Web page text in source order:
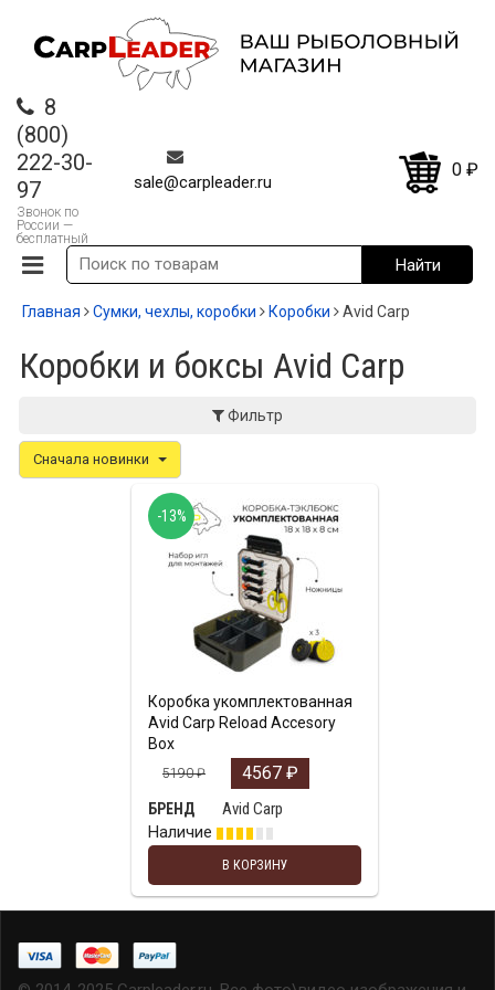
8
(800)
222-30-
97
Звонок по
России —
бесплатный
sale@carpleader.ru
0 ₽
Главная Сумки, чехлы, коробки Коробки Avid Carp
Коробки и боксы Avid Carp
Фильтр
Сначала новинки
Коробка укомплектованная
Avid Carp Reload Accesory
Box
5190₽ 4567 ₽
БРЕНД
Avid Carp
Наличие
В КОРЗИНУ
-13%